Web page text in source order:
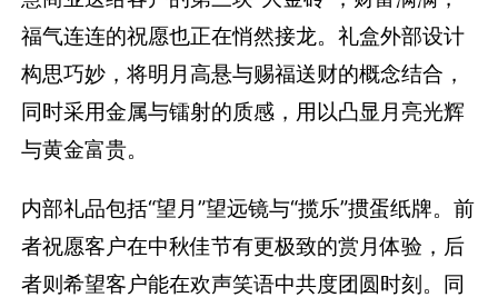
福气连连的祝愿也正在悄然接龙。礼盒外部设计
构思巧妙，将明月高悬与赐福送财的概念结合，
同时采用金属与镭射的质感，用以凸显月亮光辉
与黄金富贵。
内部礼品包括“望月”望远镜与“揽乐”掼蛋纸牌。前
者祝愿客户在中秋佳节有更极致的赏月体验，后
者则希望客户能在欢声笑语中共度团圆时刻。同